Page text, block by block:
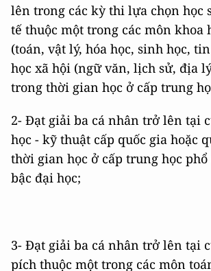
lên trong các kỳ thi lựa chọn học
tế thuộc một trong các môn khoa
(toán, vật lý, hóa học, sinh học,
học xã hội (ngữ văn, lịch sử, địa
trong thời gian học ở cấp trung
2- Đạt giải ba cá nhân trở lên tại
học - kỹ thuật cấp quốc gia hoặc
thời gian học ở cấp trung học phổ
bậc đại học;
3- Đạt giải ba cá nhân trở lên tại
pích thuộc một trong các môn